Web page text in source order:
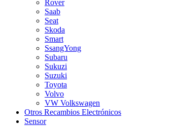
Rover
Saab
Seat
Skoda
Smart
SsangYong
Subaru
Sukuzi
Suzuki
Toyota
Volvo
VW Volkswagen
Otros Recambios Electrónicos
Sensor